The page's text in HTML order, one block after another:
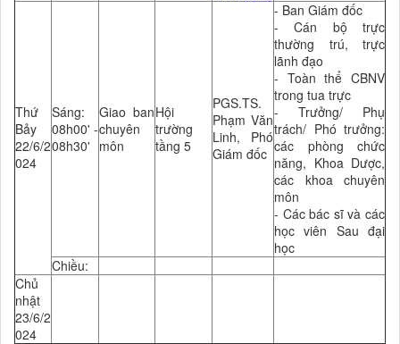
Thứ
Bảy
22/6/2
024
Sáng:
08h00' -
08h30'
Giao ban
chuyên
môn
Hội
trường
tầng 5
PGS.TS.
Phạm Văn
Linh, Phó
Giám đốc
- Ban Giám đốc
- Cán bộ trực
thường trú, trực
lãnh đạo
- Toàn thể CBNV
trong tua trực
- Trưởng/ Phụ
trách/ Phó trưởng:
các phòng chức
năng, Khoa Dược,
các khoa chuyên
môn
- Các bác sĩ và các
học viên Sau đại
học
Chiều:
Chủ
nhật
23/6/2
024